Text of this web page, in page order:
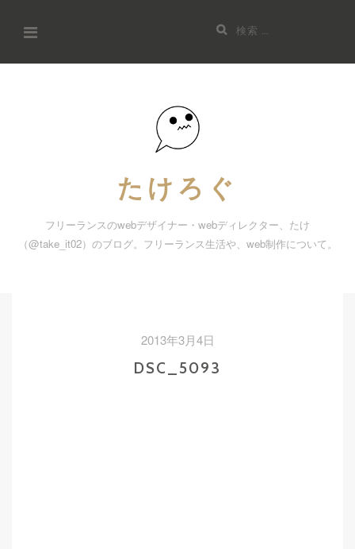
検
たけろぐ
フリーランスのwebデザイナー・webディレクター、たけ
（@take_it02）のブログ。フリーランス生活や、web制作について。
2013年3月4日
DSC_5093